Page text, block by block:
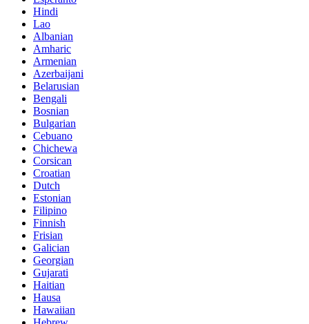
Hindi
Lao
Albanian
Amharic
Armenian
Azerbaijani
Belarusian
Bengali
Bosnian
Bulgarian
Cebuano
Chichewa
Corsican
Croatian
Dutch
Estonian
Filipino
Finnish
Frisian
Galician
Georgian
Gujarati
Haitian
Hausa
Hawaiian